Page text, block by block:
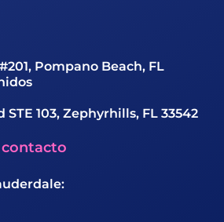
Pompano Beach, FL
STE 103, Zephyrhills, FL 33542